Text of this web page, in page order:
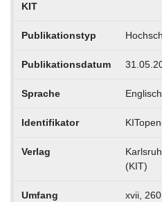
KIT
Publikationstyp
Publikationsdatum
Sprache Englisch
Identifikator
Verlag
(KIT)
Umfang xvii, 260